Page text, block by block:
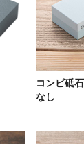
コンビ砥
なし